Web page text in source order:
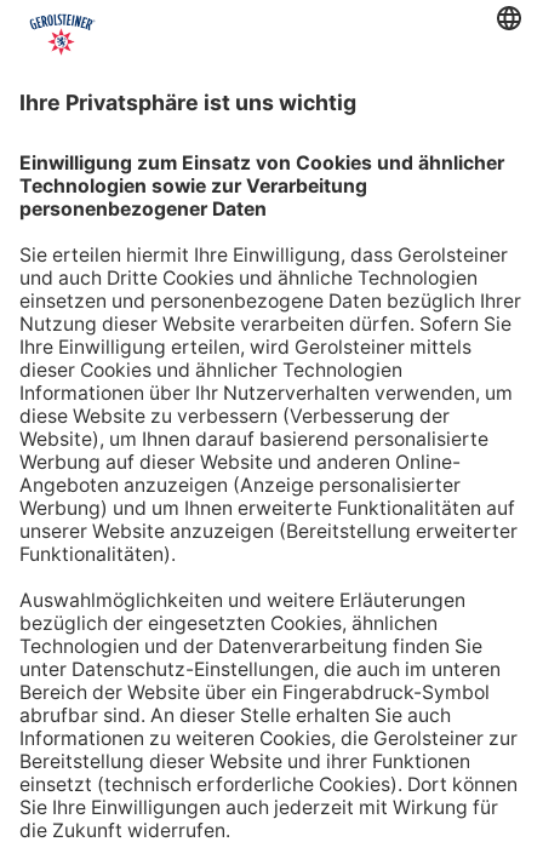
Ob bei der Arbeit oder während der Freizeit: Wasser
nicht vergisst. Denke daran, auch unterwegs immer
etwas Wasser dabei zu haben. Kleine PET-Flaschen mit
hinnehmen.
Tipp #2: Trinke direkt nach dem Aufstehen
Über Nacht verliert dein Körper Flüssigkeit. Um gut in
den Tag zu starten, solltest du deshalb direkt nach dem
Aufstehen ein großes Glas Wasser trinken. Stelle dir
zum Beispiel eine Flasche Mineralwasser direkt ans
Bett, damit du dieses kleine Morgenritual sofort
durchführen kannst.
Tipp #3: Vor und während jeder Mahlzeit
ein Glas Wasser trinken
Dadurch verknüpfst du das Trinken mit einem Ereignis.
einer Mahlzeit trinken, unterstützt du außerdem die
Produktion von Verdauungssäften. Zusätzlich fördert
das Trinken während des Essens das Sättigungsgefühl.
Tipp #4: Peppe dein Wasser auf
Wenn dir der Geschmack von purem Mineralwasser
nicht reichen sollte, dann kannst du deine Getränke mit
einfachen Mitteln verfeinern. Mische dir einfach